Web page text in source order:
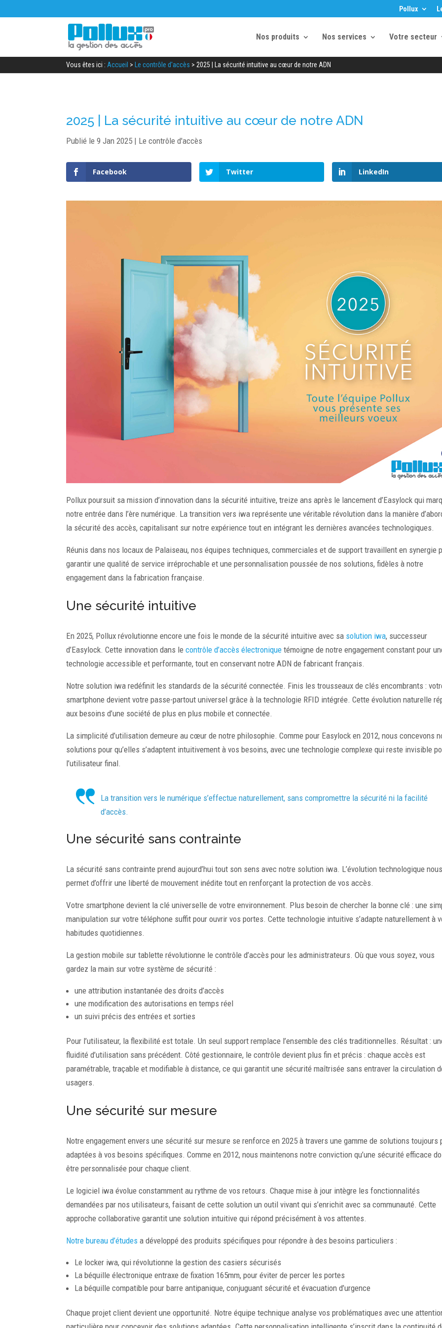
Pollux
Nos produits Nos services Votre secteur
Vous êtes ici : Accueil > Le contrôle d'accès > 2025 | La sécurité intuitive au cœur de notre ADN
2025 | La sécurité intuitive au cœur de notre ADN
Publié le 9 Jan 2025 | Le contrôle d'accès
Facebook Twitter LinkedIn
Pollux poursuit sa mission d’innovation dans la sécurité intuitive, treize ans après le lancement d’Easylock qui
notre entrée dans l’ère numérique. La transition vers iwa représente une véritable révolution dans la manière
la sécurité des accès, capitalisant sur notre expérience tout en intégrant les dernières avancées technologiques.
Réunis dans nos locaux de Palaiseau, nos équipes techniques, commerciales et de support travaillent en synergie
garantir une qualité de service irréprochable et une personnalisation poussée de nos solutions, fidèles à notre
engagement dans la fabrication française.
Une sécurité intuitive
En 2025, Pollux révolutionne encore une fois le monde de la sécurité intuitive avec sa solution iwa, successeur
d’Easylock. Cette innovation dans lecontrôle d’accès électronique témoigne de notre engagement constant pour
technologie accessible et performante, tout en conservant notre ADN de fabricant français.
Notre solution iwa redéfinit les standards de la sécurité connectée. Finis les trousseaux de clés encombrants :
smartphone devient votre passe-partout universel grâce à la technologie RFID intégrée. Cette évolution naturelle
aux besoins d’une société de plus en plus mobile et connectée.
La simplicité d’utilisation demeure au cœur de notre philosophie. Comme pour Easylock en 2012, nous concevons
solutions pour qu’elles s’adaptent intuitivement à vos besoins, avec une technologie complexe qui reste invisible
l’utilisateur final.
La transition vers le numérique s’effectue naturellement, sans compromettre la sécurité ni la facilité
d’accès.
Une sécurité sans contrainte
La sécurité sans contrainte prend aujourd’hui tout son sens avec notre solution iwa. L’évolution technologique nous
permet d’offrir une liberté de mouvement inédite tout en renforçant la protection de vos accès.
Votre smartphone devient la clé universelle de votre environnement. Plus besoin de chercher la bonne clé : une
manipulation sur votre téléphone suffit pour ouvrir vos portes. Cette technologie intuitive s’adapte naturellement à
habitudes quotidiennes.
La gestion mobile sur tablette révolutionne le contrôle d’accès pour les administrateurs. Où que vous soyez, vous
gardez la main sur votre système de sécurité :
une attribution instantanée des droits d’accès
une modification des autorisations en temps réel
un suivi précis des entrées et sorties
Pour l’utilisateur, la flexibilité est totale. Un seul support remplace l’ensemble des clés traditionnelles. Résultat :
fluidité d’utilisation sans précédent. Côté gestionnaire, le contrôle devient plus fin et précis : chaque accès est
paramétrable, traçable et modifiable à distance, ce qui garantit une sécurité maîtrisée sans entraver la circulation
usagers.
Une sécurité sur mesure
Notre engagement envers une sécurité sur mesure se renforce en 2025 à travers une gamme de solutions toujours
adaptées à vos besoins spécifiques. Comme en 2012, nous maintenons notre conviction qu’une sécurité efficace
être personnalisée pour chaque client.
Le logiciel iwa évolue constamment au rythme de vos retours. Chaque mise à jour intègre les fonctionnalités
demandées par nos utilisateurs, faisant de cette solution un outil vivant qui s’enrichit avec sa communauté. Cette
approche collaborative garantit une solution intuitive qui répond précisément à vos attentes.
Notre bureau d’études a développé des produits spécifiques pour répondre à des besoins particuliers :
Le locker iwa, qui révolutionne la gestion des casiers sécurisés
La béquille électronique entraxe de fixation 165mm, pour éviter de percer les portes
La béquille compatible pour barre antipanique, conjuguant sécurité et évacuation d’urgence
Chaque projet client devient une opportunité. Notre équipe technique analyse vos problématiques avec une